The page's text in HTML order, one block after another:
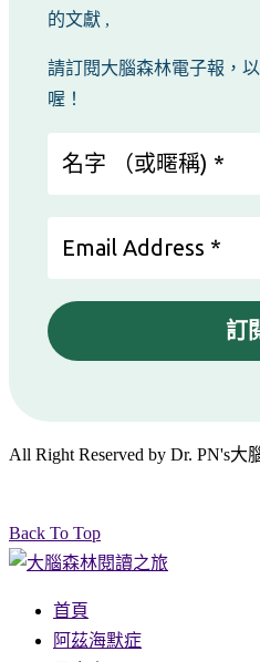
的文獻 ,
請訂閱大腦森林電子報，
喔！
All Right Reserved by Dr. PN's大
Back To Top
首頁
阿茲海默症